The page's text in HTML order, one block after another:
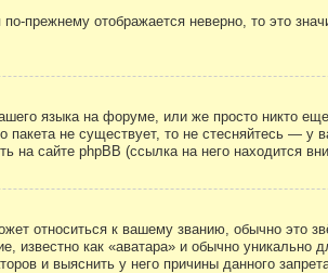
прежнему отображается неверно, то это
языка на форуме, или же просто никто
не существует, то не стесняйтесь — у
сайте phpBB (ссылка на него находится
относиться к вашему званию, обычно это
как «аватара» и обычно уникально
и выяснить у него причины данного